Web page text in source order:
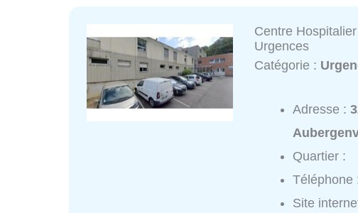
Centre
Urgences
Catégorie :
Adresse :
Quartier :
Site